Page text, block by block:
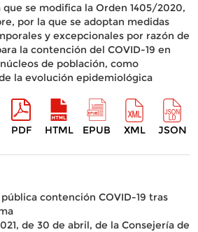
que se modifica la Orden 1405/2020,
por la que se adoptan medidas
y excepcionales por razón de
la contención del COVID-19 en
de población, como
la evolución epidemiológica
PDF HTML EPUB XML JSON
contención COVID-19 tras
de 30 de abril, de la Consejería de